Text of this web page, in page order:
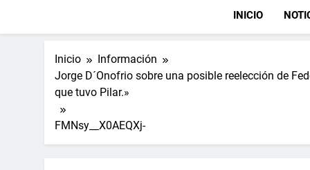
INICIO
Inicio
Información
Jorge D´Onofrio sobre una posible reelección de
que tuvo Pilar.»
FMNsy__X0AEQXj-